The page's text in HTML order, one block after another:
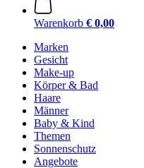
Warenkorb € 0,00
Marken
Gesicht
Make-up
Körper & Bad
Haare
Männer
Baby & Kind
Themen
Sonnenschutz
Angebote